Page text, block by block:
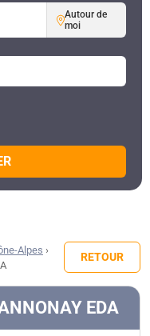
Autour de
moi
Alpes ›
RETOUR
EDA